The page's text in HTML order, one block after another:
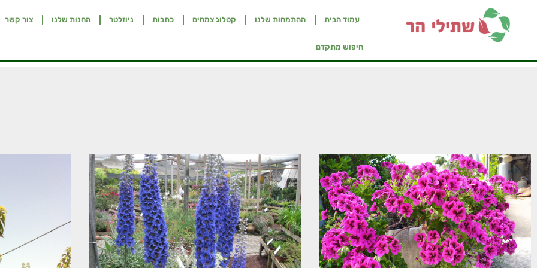
עמוד הבית ההתמחות שלנו קטלוג צמחים כתבות ניוזלטר החנות שלנו צור קשר
חיפוש מתקדם